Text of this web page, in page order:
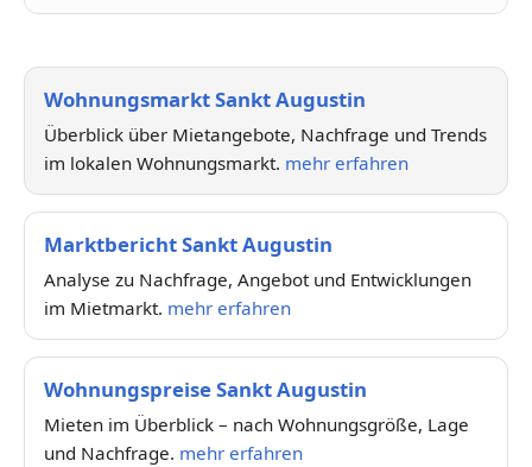
Wohnungsmarkt Sankt Augustin
Überblick über Mietangebote, Nachfrage und Trends
im lokalen Wohnungsmarkt. mehr erfahren
Marktbericht Sankt Augustin
Analyse zu Nachfrage, Angebot und Entwicklungen
im Mietmarkt. mehr erfahren
Wohnungspreise Sankt Augustin
Mieten im Überblick – nach Wohnungsgröße, Lage
und Nachfrage. mehr erfahren